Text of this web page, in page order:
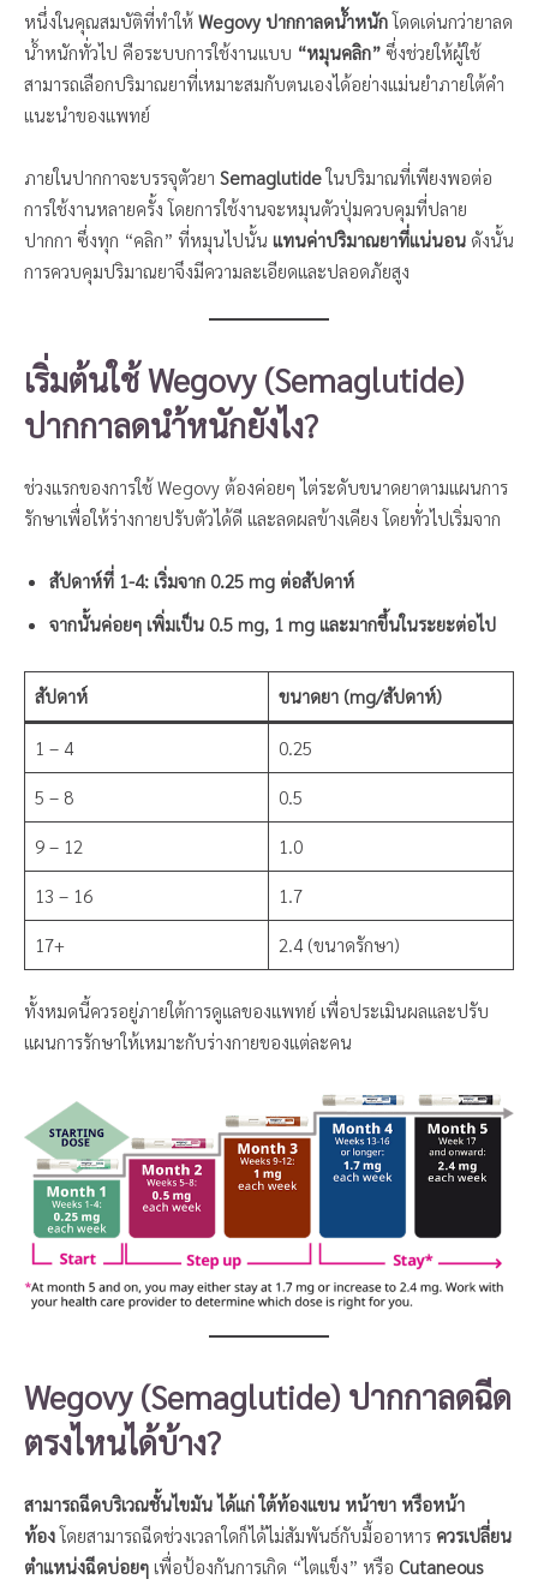
หนึ่งในคุณสมบัติที่ทำให้ Wegovy ปากกาลดน้ำหนักโดดเด่นกว่ายาลด
น้ำหนักทั่วไป คือระบบการใช้งานแบบ “หมุนคลิก” ซึ่งช่วยให้ผู้ใช้
สามารถเลือกปริมาณยาที่เหมาะสมกับตนเองได้อย่างแม่นยำภายใต้คำ
แนะนำของแพทย์
ภายในปากกาจะบรรจุตัวยา Semaglutideในปริมาณที่เพียงพอต่อ
การใช้งานหลายครั้ง โดยการใช้งานจะหมุนตัวปุ่มควบคุมที่ปลาย
ปากกา ซึ่งทุก “คลิก” ที่หมุนไปนั้น แทนค่าปริมาณยาที่แน่นอน ดังนั้น
การควบคุมปริมาณยาจึงมีความละเอียดและปลอดภัยสูง
เริ่มต้นใช้ Wegovy (Semaglutide)
ปากกาลดนำ้หนักยังไง?
ช่วงแรกของการใช้ Wegovy ต้องค่อยๆ ไต่ระดับขนาดยาตามแผนการ
รักษาเพื่อให้ร่างกายปรับตัวได้ดี และลดผลข้างเคียง โดยทั่วไปเริ่มจาก
สัปดาห์ที่ 1-4: เริ่มจาก 0.25 mg ต่อสัปดาห์
จากนั้นค่อยๆ เพิ่มเป็น 0.5 mg, 1 mg และมากขึ้นในระยะต่อไป
สัปดาห์ ขนาดยา (mg/สัปดาห์)
1 – 4 0.25
5 – 8 0.5
9 – 12 1.0
13 – 16 1.7
17+ 2.4 (ขนาดรักษา)
ทั้งหมดนี้ควรอยู่ภายใต้การดูแลของแพทย์ เพื่อประเมินผลและปรับ
แผนการรักษาให้เหมาะกับร่างกายของแต่ละคน
Wegovy (Semaglutide) ปากกาลดฉีด
ตรงไหนได้บ้าง?
สามารถฉีดบริเวณชั้นไขมัน ได้แก่ ใต้ท้องแขน หน้าขา หรือหน้า
ท้องโดยสามารถฉีดช่วงเวลาใดก็ได้ไม่สัมพันธ์กับมื้ออาหาร ควรเปลี่ยน
ตำแหน่งฉีดบ่อยๆ เพื่อป้องกันการเกิด “ไตแข็ง” หรือ Cutaneous